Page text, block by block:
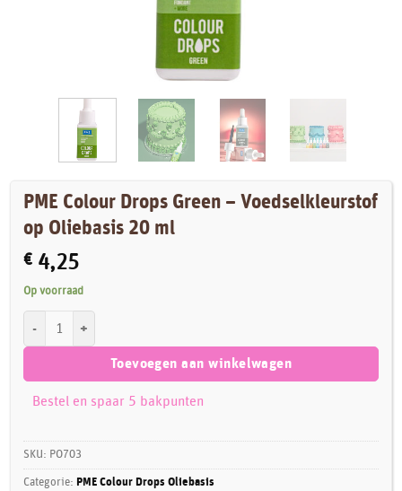
PME Colour Drops Green – Voedselkleurstof
op Oliebasis 20 ml
€ 4,25
Op voorraad
Toevoegen aan winkelwagen
Bestel en spaar 5 bakpunten
SKU: PO703
Categorie: PME Colour Drops Oliebasis